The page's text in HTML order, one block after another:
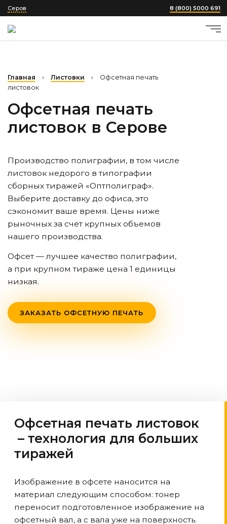
Серов 8 (800) 5000 691
Главная › Листовки ›
Офсетная печать
листовок
Офсетная печать
листовок в Серове
Производство полиграфии, в том числе
листовок недорого в типографии
сборных тиражей «Оптполиграф».
Выберите доставку до офиса, это
сэкономит ваше время. Цены ниже
рыночных за счет крупных объемов
нашего производства.
Офсет — лучшее качество полиграфии,
а при крупном тираже цена 1 единицы
низкая.
ЗАКАЗАТЬ ОФСЕТНУЮ ПЕЧАТЬ
Офсетная печать листовок
– технология для больших
тиражей
Изображение в офсете наносится на
материал следующим способом: тонер
переносит подготовленное изображение на
офсетный вал, а с вала уже на поверхность.